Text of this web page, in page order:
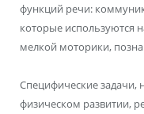
функций речи:
которые используются
мелкой моторики,
Специфические
физическом развитии,